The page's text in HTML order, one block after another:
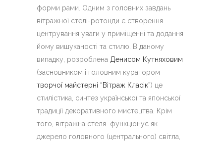
форми рами. Одним з головних завдань
вітражної стелі-ротонди є створення
центрування уваги у приміщенні та додання
йому вишуканості та стилю. В даному
випадку, розроблена Денисом Кутняховим
(засновником і головним куратором
творчої майстерні “Вітраж Класік”) це
стилістика, синтез української та японської
традиції декоративного мистецтва. Крім
того, вітражна стеля функціонує як
джерело головного (центрального) світла,